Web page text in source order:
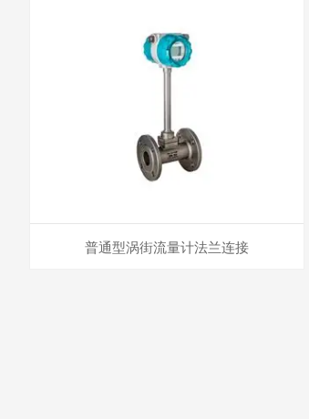
普通型涡街流量计法兰连接